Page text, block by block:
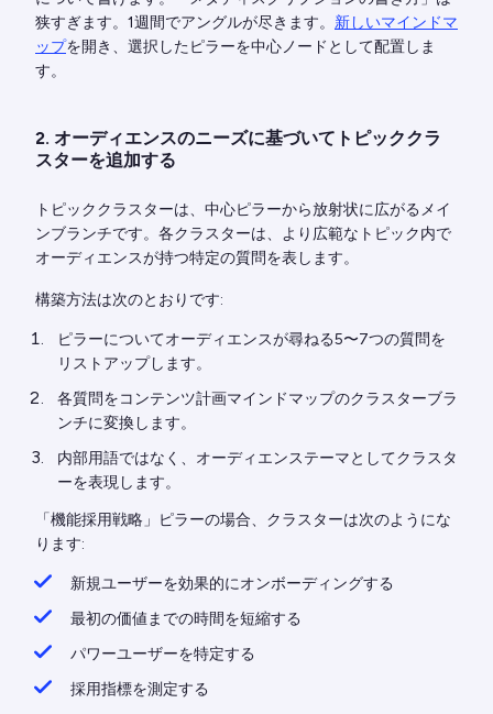
狭すぎます。1週間でアングルが尽きます。 新しいマインドマ
ップを開き、選択したピラーを中心ノードとして配置しま
す。
2. オーディエンスのニーズに基づいてトピッククラ
スターを追加する
トピッククラスターは、中心ピラーから放射状に広がるメイ
ンブランチです。各クラスターは、より広範なトピック内で
オーディエンスが持つ特定の質問を表します。
構築方法は次のとおりです:
ピラーについてオーディエンスが尋ねる5〜7つの質問を
リストアップします。
各質問をコンテンツ計画マインドマップのクラスターブラ
ンチに変換します。
内部用語ではなく、オーディエンステーマとしてクラスタ
ーを表現します。
「機能採用戦略」ピラーの場合、クラスターは次のようにな
ります:
新規ユーザーを効果的にオンボーディングする
最初の価値までの時間を短縮する
パワーユーザーを特定する
採用指標を測定する